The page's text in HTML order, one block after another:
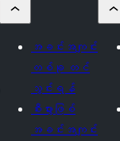
အခင်းအကျင်း
တစ်ခု တင်
သွင်းရန်
စီးပွားဖြစ်
အခင်းအကျင်း